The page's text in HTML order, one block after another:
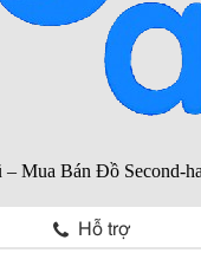
Hỗ trợ